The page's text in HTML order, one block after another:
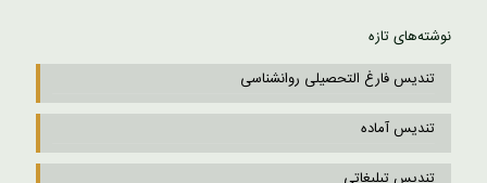
نوشته‌های تازه
تندیس فارغ التحصیلی روانشناسی
تندیس آماده